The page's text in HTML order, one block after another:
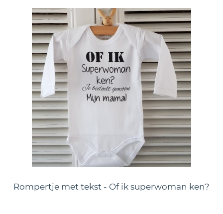
Rompertje met tekst - Of ik superwoman ken?